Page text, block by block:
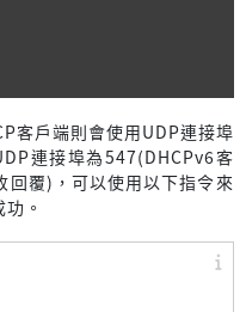
客戶端則會使用UDP連接埠
連接埠為547(DHCPv6客
回覆)，可以使用以下指令來
。